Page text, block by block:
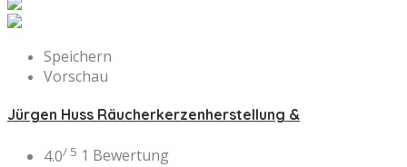
Speichern
Vorschau
Jürgen Huss Räucherkerzenherstellung &
4.0/ 5 1 Bewertung